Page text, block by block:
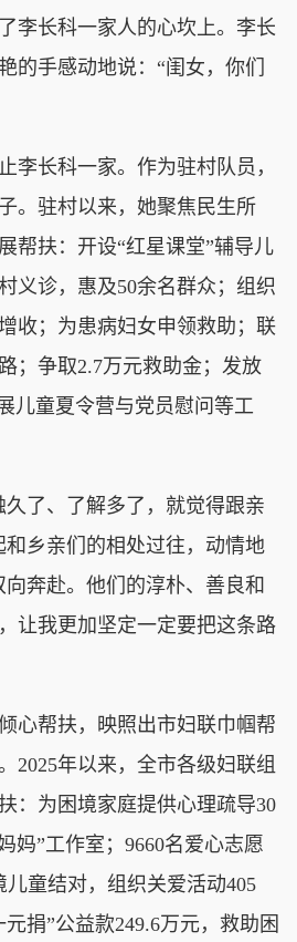
李长科一家人的心坎上。李长
的手感动地说：“闺女，你们
长科一家。作为驻村队员，
。驻村以来，她聚焦民生所
帮扶：开设“红星课堂”辅导儿
义诊，惠及50余名群众；组织
收；为患病妇女申领救助；联
；争取2.7万元救助金；发放
儿童夏令营与党员慰问等工
了、了解多了，就觉得跟亲
和乡亲们的相处过往，动情地
奔赴。他们的淳朴、善良和
让我更加坚定一定要把这条路
帮扶，映照出市妇联巾帼帮
2025年以来，全市各级妇联组
：为困境家庭提供心理疏导30
妈”工作室；9660名爱心志愿
儿童结对，组织关爱活动405
捐”公益款249.6万元，救助困